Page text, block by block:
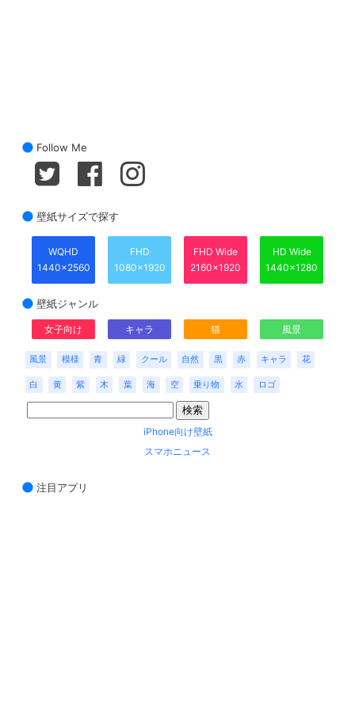
Follow Me
壁紙サイズで探す
WQHD
1440x2560
FHD
1080x1920
FHD Wide
2160x1920
HD Wide
1440x1280
壁紙ジャンル
女子向け キャラ 猫 風景
風景 模様 青 緑 クール 自然 黒 赤 キャラ 花
白 黄 紫 木 葉 海 空 乗り物 水 ロゴ
iPhone向け壁紙
スマホニュース
注目アプリ